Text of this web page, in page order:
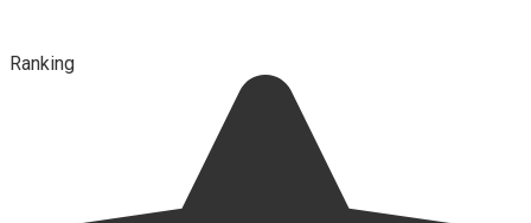
Ranking